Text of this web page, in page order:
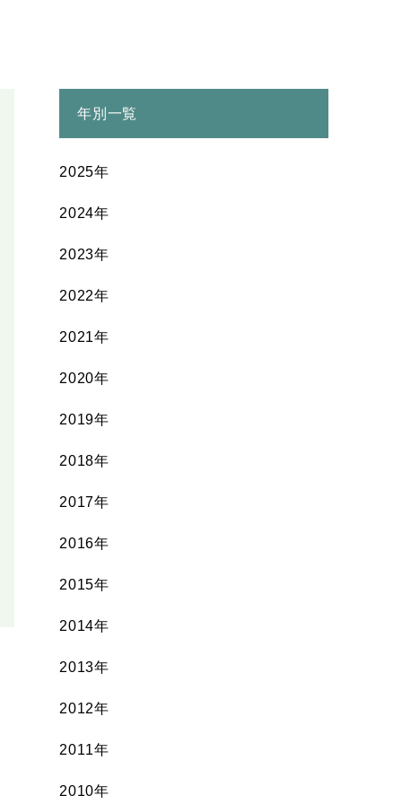
年別一覧
2025年
2024年
2023年
2022年
2021年
2020年
2019年
2018年
2017年
2016年
2015年
2014年
2013年
2012年
2011年
2010年